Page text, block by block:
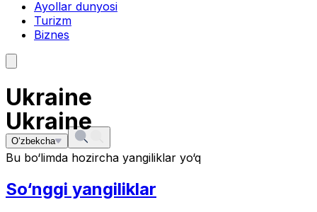
Ayollar dunyosi
Turizm
Biznes
Ukraine
O‘zbekcha
Ukraine
Bu bo‘limda hozircha yangiliklar yo‘q
So‘nggi yangiliklar